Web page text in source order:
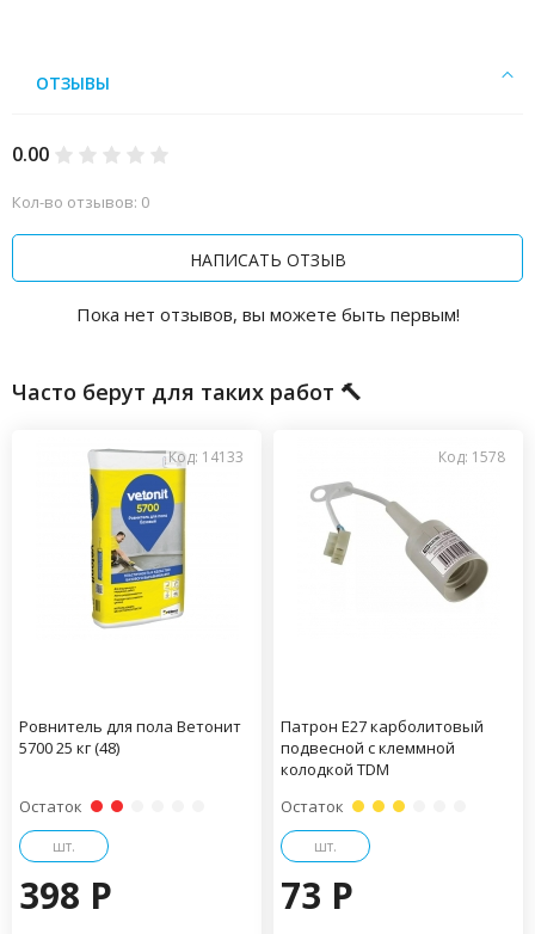
ОТЗЫВЫ
0.00
Кол-во отзывов: 0
НАПИСАТЬ ОТЗЫВ
Пока нет отзывов, вы можете быть первым!
Часто берут для таких работ 🔨
Код: 14133
Ровнитель для пола Ветонит
5700 25 кг (48)
Остаток
шт.
398 P
Код: 1578
Патрон Е27 карболитовый
подвесной с клеммной
колодкой TDM
Остаток
шт.
73 P